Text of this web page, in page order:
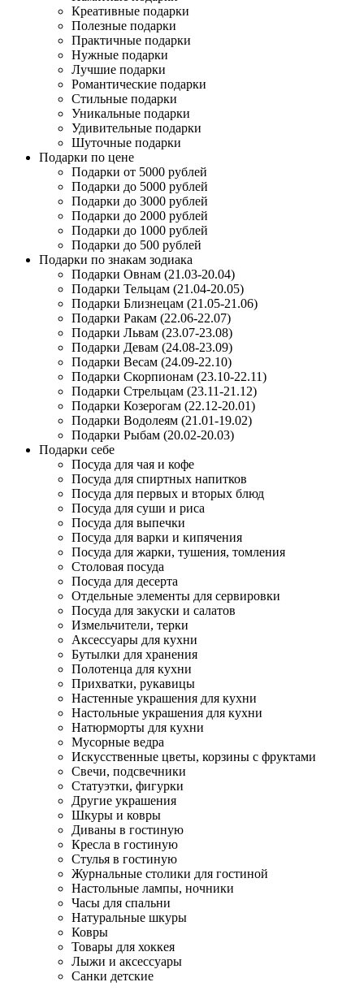
Креативные подарки
Полезные подарки
Практичные подарки
Нужные подарки
Лучшие подарки
Романтические подарки
Стильные подарки
Уникальные подарки
Удивительные подарки
Шуточные подарки
Подарки по цене
Подарки от 5000 рублей
Подарки до 5000 рублей
Подарки до 3000 рублей
Подарки до 2000 рублей
Подарки до 1000 рублей
Подарки до 500 рублей
Подарки по знакам зодиака
Подарки Овнам (21.03-20.04)
Подарки Тельцам (21.04-20.05)
Подарки Близнецам (21.05-21.06)
Подарки Ракам (22.06-22.07)
Подарки Львам (23.07-23.08)
Подарки Девам (24.08-23.09)
Подарки Весам (24.09-22.10)
Подарки Скорпионам (23.10-22.11)
Подарки Стрельцам (23.11-21.12)
Подарки Козерогам (22.12-20.01)
Подарки Водолеям (21.01-19.02)
Подарки Рыбам (20.02-20.03)
Подарки себе
Посуда для чая и кофе
Посуда для спиртных напитков
Посуда для первых и вторых блюд
Посуда для суши и риса
Посуда для выпечки
Посуда для варки и кипячения
Посуда для жарки, тушения, томления
Столовая посуда
Посуда для десерта
Отдельные элементы для сервировки
Посуда для закуски и салатов
Измельчители, терки
Аксессуары для кухни
Бутылки для хранения
Полотенца для кухни
Прихватки, рукавицы
Настенные украшения для кухни
Настольные украшения для кухни
Натюрморты для кухни
Мусорные ведра
Искусственные цветы, корзины с фруктами
Свечи, подсвечники
Статуэтки, фигурки
Другие украшения
Шкуры и ковры
Диваны в гостиную
Кресла в гостиную
Стулья в гостиную
Журнальные столики для гостиной
Настольные лампы, ночники
Часы для спальни
Натуральные шкуры
Ковры
Товары для хоккея
Лыжи и аксессуары
Санки детские